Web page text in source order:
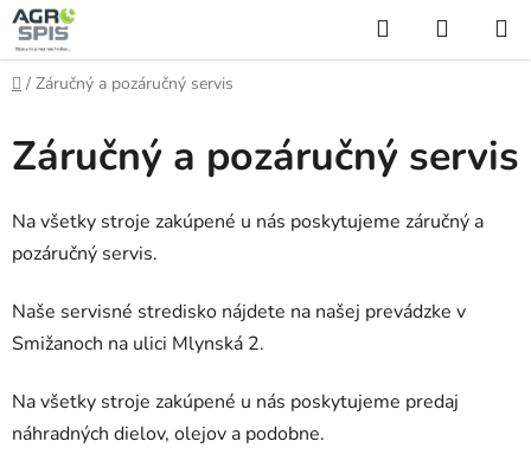
Prejsť
na
obsah
Hľadať
KOŠÍK
Domov
/ Záručný a pozáručný servis
Záručný a pozáručný servis
Na všetky stroje zakúpené u nás poskytujeme záručný a
pozáručný servis.
Naše servisné stredisko nájdete na našej prevádzke v
Smižanoch na ulici Mlynská 2.
Na všetky stroje zakúpené u nás poskytujeme predaj
náhradných dielov, olejov a podobne.